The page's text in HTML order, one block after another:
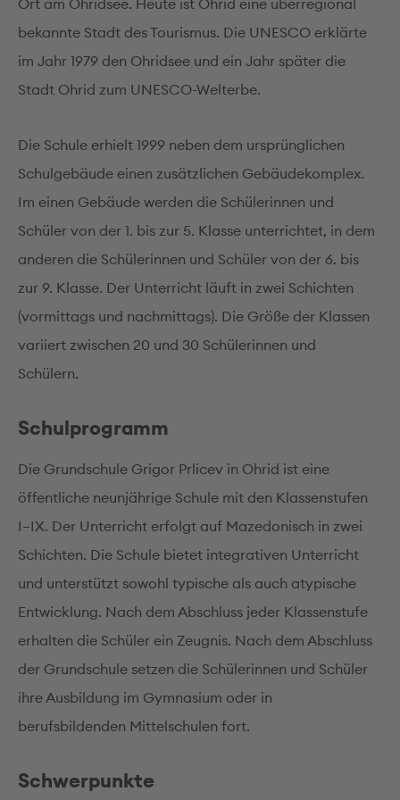
Ort am Ohridsee. Heute ist Ohrid eine überregional
bekannte Stadt des Tourismus. Die UNESCO erklärte
im Jahr 1979 den Ohridsee und ein Jahr später die
Stadt Ohrid zum UNESCO-Welterbe.
Die Schule erhielt 1999 neben dem ursprünglichen
Schulgebäude einen zusätzlichen Gebäudekomplex.
Im einen Gebäude werden die Schülerinnen und
Schüler von der 1. bis zur 5. Klasse unterrichtet, in dem
anderen die Schülerinnen und Schüler von der 6. bis
zur 9. Klasse. Der Unterricht läuft in zwei Schichten
(vormittags und nachmittags). Die Größe der Klassen
variiert zwischen 20 und 30 Schülerinnen und
Schülern.
Schulprogramm
Die Grundschule Grigor Prlicev in Ohrid ist eine
öffentliche neunjährige Schule mit den Klassenstufen
I–IX. Der Unterricht erfolgt auf Mazedonisch in zwei
Schichten. Die Schule bietet integrativen Unterricht
und unterstützt sowohl typische als auch atypische
Entwicklung. Nach dem Abschluss jeder Klassenstufe
erhalten die Schüler ein Zeugnis. Nach dem Abschluss
der Grundschule setzen die Schülerinnen und Schüler
ihre Ausbildung im Gymnasium oder in
berufsbildenden Mittelschulen fort.
Schwerpunkte